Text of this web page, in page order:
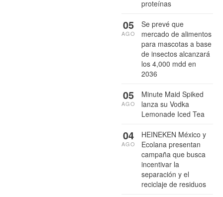
proteínas
Se prevé que
mercado de alimentos
para mascotas a base
de insectos alcanzará
los 4,000 mdd en
2036
05
AGO
Minute Maid Spiked
lanza su Vodka
Lemonade Iced Tea
05
AGO
HEINEKEN México y
Ecolana presentan
campaña que busca
incentivar la
separación y el
reciclaje de residuos
04
AGO